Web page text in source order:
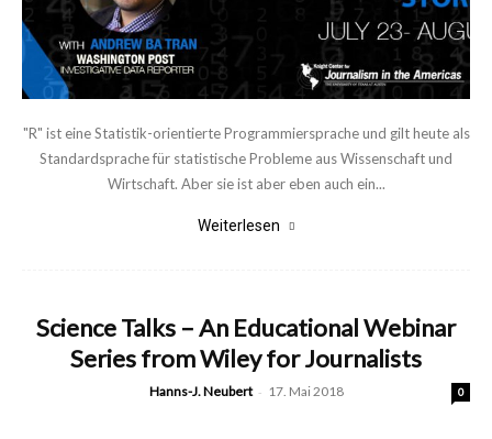
"R" ist eine Statistik-orientierte Programmiersprache und gilt heute als
Standardsprache für statistische Probleme aus Wissenschaft und
Wirtschaft. Aber sie ist aber eben auch ein...
Weiterlesen
Science Talks – An Educational Webinar
Series from Wiley for Journalists
Hanns-J. Neubert - 17. Mai 2018 0